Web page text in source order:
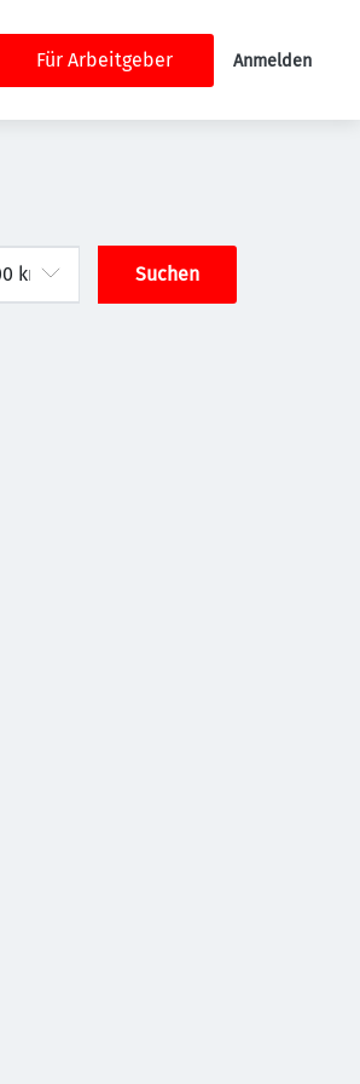
Für Arbeitgeber Anmelden
Suchen